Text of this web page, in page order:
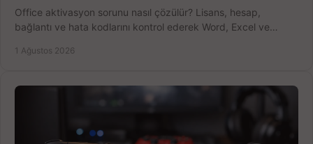
Office aktivasyon sorunu nasıl çözülür? Lisans, hesap,
bağlantı ve hata kodlarını kontrol ederek Word, Excel ve
1 Ağustos 2026